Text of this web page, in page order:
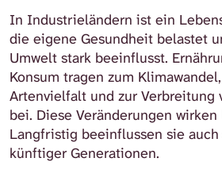
In Industrieländern ist ein
die eigene Gesundheit belastet
Umwelt stark beeinflusst.
Konsum tragen zum
Artenvielfalt und zur Verbreitung
bei. Diese Veränderungen
Langfristig beeinflussen sie
künftiger Generationen.